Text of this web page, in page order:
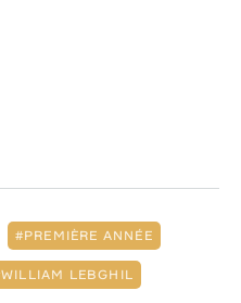
PREMIÈRE ANNÉE
WILLIAM LEBGHIL